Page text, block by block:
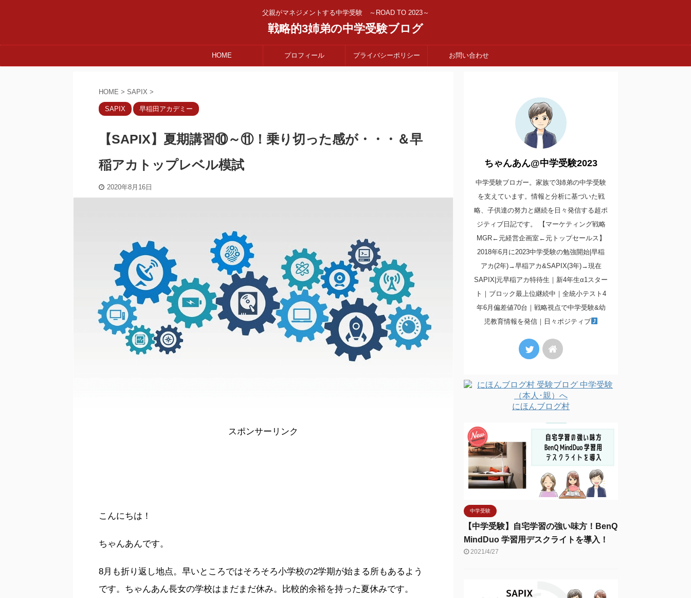
父親がマネジメントする中学受験 ～ROAD TO 2023～
戦略的3姉弟の中学受験ブログ
HOME プロフィール プライバシーポリシー お問い合わせ
HOME > SAPIX >
SAPIX 早稲田アカデミー
【SAPIX】夏期講習⑩～⑪！乗り切った感が・・・＆早
稲アカトップレベル模試
2020年8月16日
スポンサーリンク
こんにちは！
ちゃんあんです。
8月も折り返し地点。早いところではそろそろ小学校の2学期が始まる所もあるよう
です。ちゃんあん長女の学校はまだまだ休み。比較的余裕を持った夏休みです。
ちゃんあん@中学受験2023
中学受験ブロガー。家族で3姉弟の中学受験
を支えています。情報と分析に基づいた戦
略、子供達の努力と継続を日々発信する超ポ
ジティブ日記です。 【マーケティング戦略
MGR←元経営企画室←元トップセールス】
2018年6月に2023中学受験の勉強開始|早稲
アカ(2年)→早稲アカ&SAPIX(3年)→現在
SAPIX|元早稲アカ特待生｜新4年生α1スター
ト｜ブロック最上位継続中｜全統小テスト4
年6月偏差値70台｜戦略視点で中学受験&幼
児教育情報を発信｜日々ポジティブ
にほんブログ村
中学受験
【中学受験】自宅学習の強い味方！BenQ
MindDuo 学習用デスクライトを導入！
2021/4/27